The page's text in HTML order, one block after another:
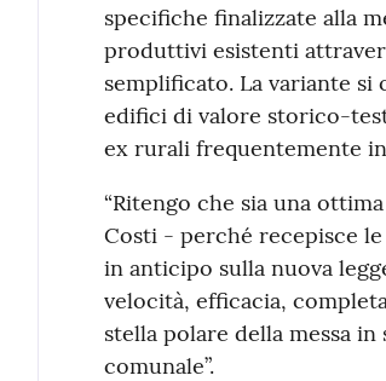
specifiche finalizzate alla
produttivi esistenti
semplificato. La variante si
edifici di valore storico-
ex rurali frequentemente
“Ritengo che sia una
Costi - perché recepisce
in anticipo sulla nuova
velocità, efficacia,
stella polare della messa
comunale”.